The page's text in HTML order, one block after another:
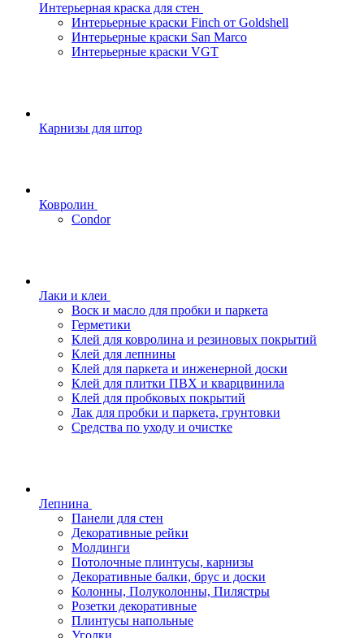
Интерьерная краска для стен
Интерьерные краски Finch от Goldshell
Интерьерные краски San Marco
Интерьерные краски VGT
Карнизы для штор
Ковролин
Condor
Лаки и клеи
Воск и масло для пробки и паркета
Герметики
Клей для ковролина и резиновых покрытий
Клей для лепнины
Клей для паркета и инженерной доски
Клей для плитки ПВХ и кварцвинила
Клей для пробковых покрытий
Лак для пробки и паркета, грунтовки
Средства по уходу и очистке
Лепнина
Панели для стен
Декоративные рейки
Молдинги
Потолочные плинтусы, карнизы
Декоративные балки, брус и доски
Колонны, Полуколонны, Пилястры
Розетки декоративные
Плинтусы напольные
Уголки